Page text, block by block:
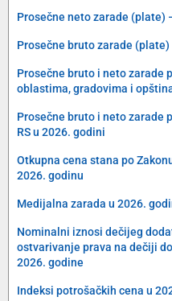
Prosečne neto zarade (plate)
Prosečne bruto zarade
Prosečne bruto i neto zarade
oblastima, gradovima i
Prosečne bruto i neto zarade
RS u 2026. godini
Otkupna cena stana po
2026. godinu
Medijalna zarada u 2026.
Nominalni iznosi dečijeg
ostvarivanje prava na dečiji
2026. godine
Indeksi potrošačkih cena u